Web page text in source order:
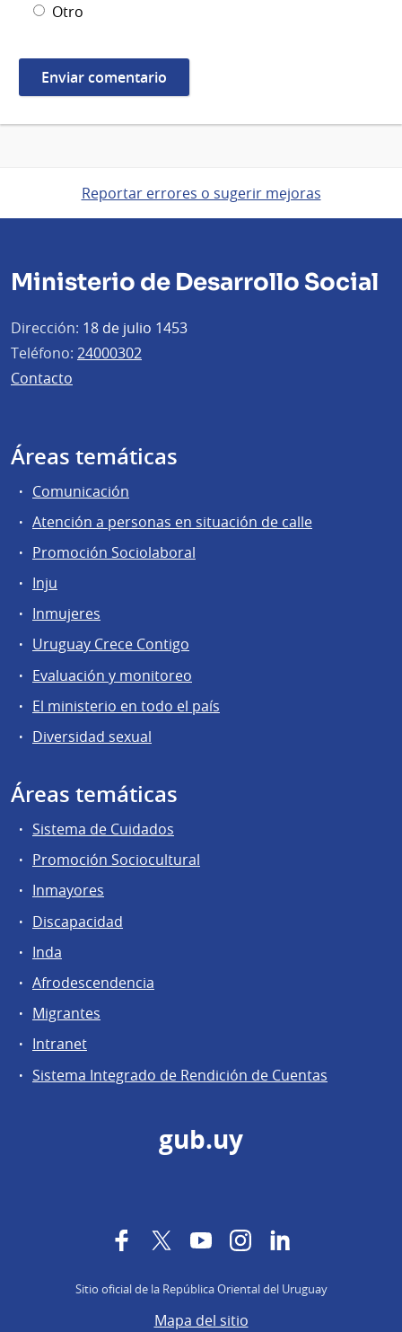
Otro
Reportar errores o sugerir mejoras
Ministerio de Desarrollo Social
Dirección: 18 de julio 1453
Teléfono: 24000302
Contacto
Áreas temáticas
Comunicación
Atención a personas en situación de calle
Promoción Sociolaboral
Inju
Inmujeres
Uruguay Crece Contigo
Evaluación y monitoreo
El ministerio en todo el país
Diversidad sexual
Áreas temáticas
Sistema de Cuidados
Promoción Sociocultural
Inmayores
Discapacidad
Inda
Afrodescendencia
Migrantes
Intranet
Sistema Integrado de Rendición de Cuentas
gub.uy
FacebookTwitterYouTubeInstagram
Sitio oficial de la República Oriental del Uruguay
Mapa del sitio